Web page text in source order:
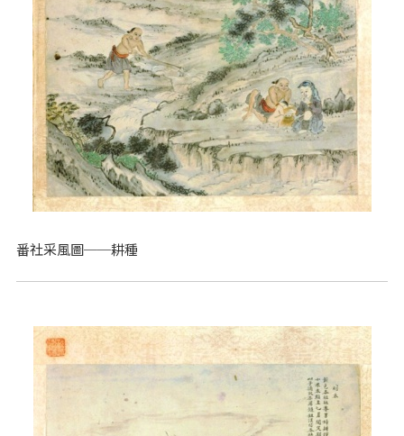
番社采風圖──耕種